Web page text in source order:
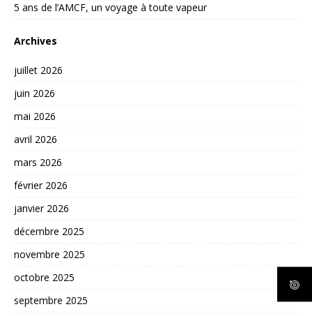
5 ans de l’AMCF, un voyage à toute vapeur
Archives
juillet 2026
juin 2026
mai 2026
avril 2026
mars 2026
février 2026
janvier 2026
décembre 2025
novembre 2025
octobre 2025
septembre 2025